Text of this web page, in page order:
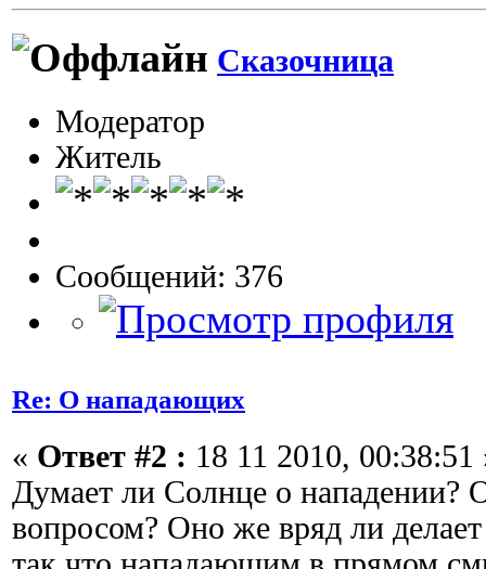
Сказочница
Модератор
Житель
Сообщений: 376
Re: О нападающих
« Ответ #2 : 18 11 2010, 00:38:51
Думает ли Солнце о нападении?
вопросом? Оно же вряд ли